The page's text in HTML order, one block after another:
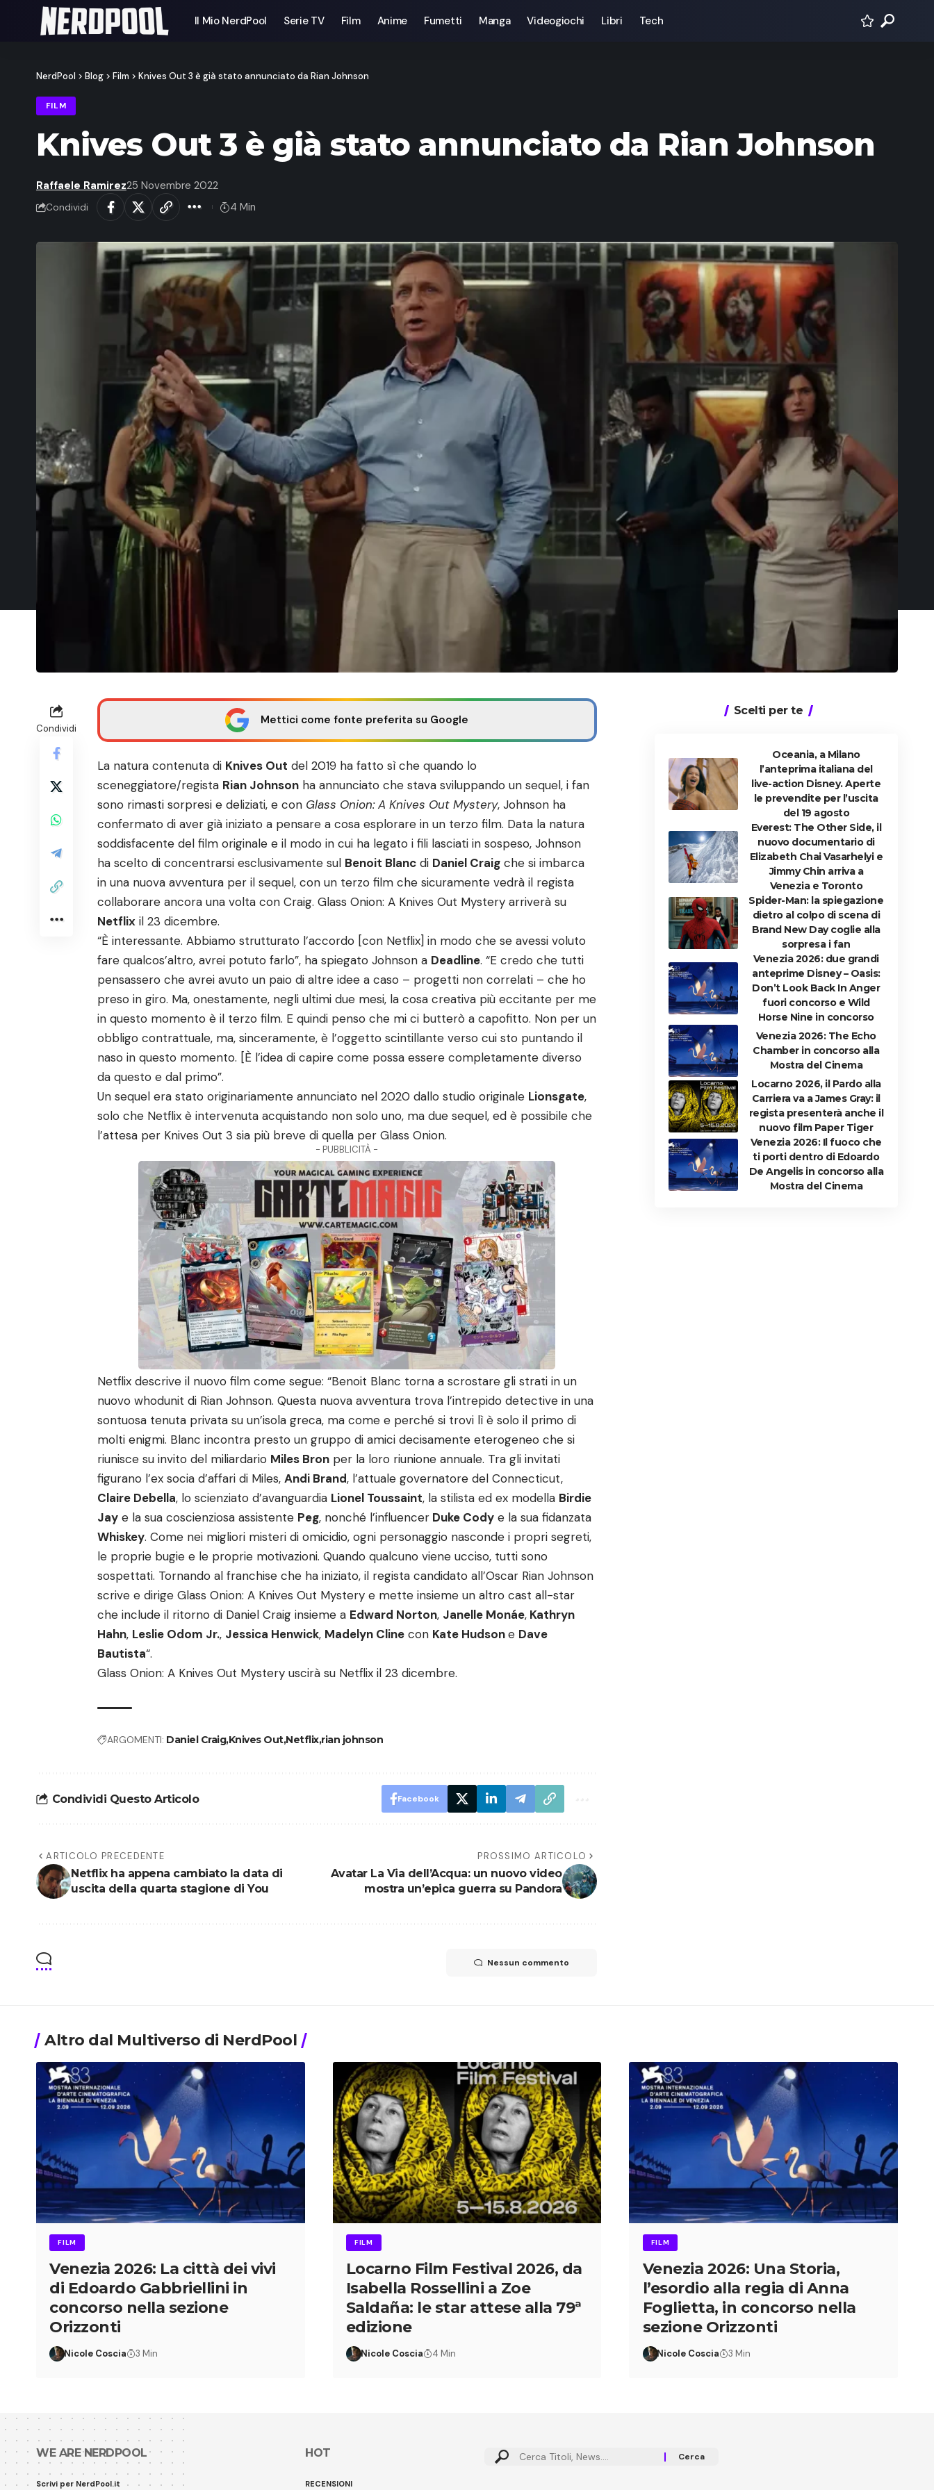
Il Mio NerdPool Serie TV Film Anime Fumetti Manga Videogiochi Libri Tech
NerdPool > Blog > Film > Knives Out 3 è già stato annunciato da Rian Johnson
FILM
Knives Out 3 è già stato annunciato da Rian Johnson
Raffaele Ramirez25 Novembre 2022
Condividi 4 Min
Condividi
Mettici come fonte preferita su Google
La natura contenuta di Knives Out del 2019 ha fatto sì che quando lo
sceneggiatore/regista Rian Johnson ha annunciato che stava sviluppando un sequel, i fan
sono rimasti sorpresi e deliziati, e con Glass Onion: A Knives Out Mystery, Johnson ha
confermato di aver già iniziato a pensare a cosa esplorare in un terzo film. Data la natura
soddisfacente del film originale e il modo in cui ha legato i fili lasciati in sospeso, Johnson
ha scelto di concentrarsi esclusivamente sul Benoit Blanc di Daniel Craig che si imbarca
in una nuova avventura per il sequel, con un terzo film che sicuramente vedrà il regista
collaborare ancora una volta con Craig. Glass Onion: A Knives Out Mystery arriverà su
Netflix il 23 dicembre.
“È interessante. Abbiamo strutturato l’accordo [con Netflix] in modo che se avessi voluto
fare qualcos’altro, avrei potuto farlo”, ha spiegato Johnson a Deadline. “E credo che tutti
pensassero che avrei avuto un paio di altre idee a caso – progetti non correlati – che ho
preso in giro. Ma, onestamente, negli ultimi due mesi, la cosa creativa più eccitante per me
in questo momento è il terzo film. E quindi penso che mi ci butterò a capofitto. Non per un
obbligo contrattuale, ma, sinceramente, è l’oggetto scintillante verso cui sto puntando il
naso in questo momento. [È l’idea di capire come possa essere completamente diverso
da questo e dal primo”.
Un sequel era stato originariamente annunciato nel 2020 dallo studio originale Lionsgate,
solo che Netflix è intervenuta acquistando non solo uno, ma due sequel, ed è possibile che
l’attesa per Knives Out 3 sia più breve di quella per Glass Onion.
- PUBBLICITÀ -
Netflix descrive il nuovo film come segue: “Benoit Blanc torna a scrostare gli strati in un
nuovo whodunit di Rian Johnson. Questa nuova avventura trova l’intrepido detective in una
sontuosa tenuta privata su un’isola greca, ma come e perché si trovi lì è solo il primo di
molti enigmi. Blanc incontra presto un gruppo di amici decisamente eterogeneo che si
riunisce su invito del miliardario Miles Bron per la loro riunione annuale. Tra gli invitati
figurano l’ex socia d’affari di Miles, Andi Brand, l’attuale governatore del Connecticut,
Claire Debella, lo scienziato d’avanguardia Lionel Toussaint, la stilista ed ex modella Birdie
Jay e la sua coscienziosa assistente Peg, nonché l’influencer Duke Cody e la sua fidanzata
Whiskey. Come nei migliori misteri di omicidio, ogni personaggio nasconde i propri segreti,
le proprie bugie e le proprie motivazioni. Quando qualcuno viene ucciso, tutti sono
sospettati. Tornando al franchise che ha iniziato, il regista candidato all’Oscar Rian Johnson
scrive e dirige Glass Onion: A Knives Out Mystery e mette insieme un altro cast all-star
che include il ritorno di Daniel Craig insieme a Edward Norton, Janelle Monáe, Kathryn
Hahn, Leslie Odom Jr., Jessica Henwick, Madelyn Cline con Kate Hudsone Dave
Bautista“.
Glass Onion: A Knives Out Mystery uscirà su Netflix il 23 dicembre.
ARGOMENTI: Daniel CraigKnives OutNetflixrian johnson
Condividi Questo Articolo Facebook
ARTICOLO PRECEDENTE
Netflix ha appena cambiato la data di
uscita della quarta stagione di You
PROSSIMO ARTICOLO
Avatar La Via dell’Acqua: un nuovo video
mostra un’epica guerra su Pandora
Nessun commento
Scelti per te
Oceania, a Milano
l’anteprima italiana del
live-action Disney. Aperte
le prevendite per l’uscita
del 19 agosto
Everest: The Other Side, il
nuovo documentario di
Elizabeth Chai Vasarhelyi e
Jimmy Chin arriva a
Venezia e Toronto
Spider-Man: la spiegazione
dietro al colpo di scena di
Brand New Day coglie alla
sorpresa i fan
Venezia 2026: due grandi
anteprime Disney – Oasis:
Don’t Look Back In Anger
fuori concorso e Wild
Horse Nine in concorso
Venezia 2026: The Echo
Chamber in concorso alla
Mostra del Cinema
Locarno 2026, il Pardo alla
Carriera va a James Gray: il
regista presenterà anche il
nuovo film Paper Tiger
Venezia 2026: Il fuoco che
ti porti dentro di Edoardo
De Angelis in concorso alla
Mostra del Cinema
Altro dal Multiverso di NerdPool
FILM
Venezia 2026: La città dei vivi
di Edoardo Gabbriellini in
concorso nella sezione
Orizzonti
Nicole Coscia 3 Min
FILM
Locarno Film Festival 2026, da
Isabella Rossellini a Zoe
Saldaña: le star attese alla 79ª
edizione
Nicole Coscia 4 Min
FILM
Venezia 2026: Una Storia,
l’esordio alla regia di Anna
Foglietta, in concorso nella
sezione Orizzonti
Nicole Coscia 3 Min
WE ARE NERDPOOL
Scrivi per NerdPool.it
HOT
RECENSIONI